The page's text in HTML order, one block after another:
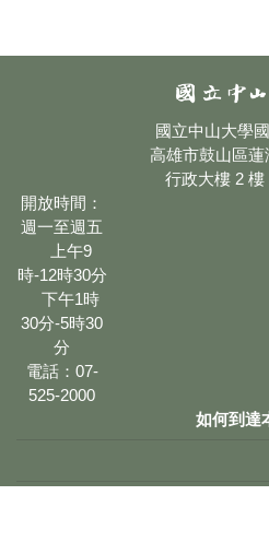
國立中山大學
高雄市鼓山區蓮
行政大樓 2 樓
開放時間：
週一至週五
上午9
時-12時30分
下午1時
30分-5時30
分
電話：07-
525-2000
如何到達